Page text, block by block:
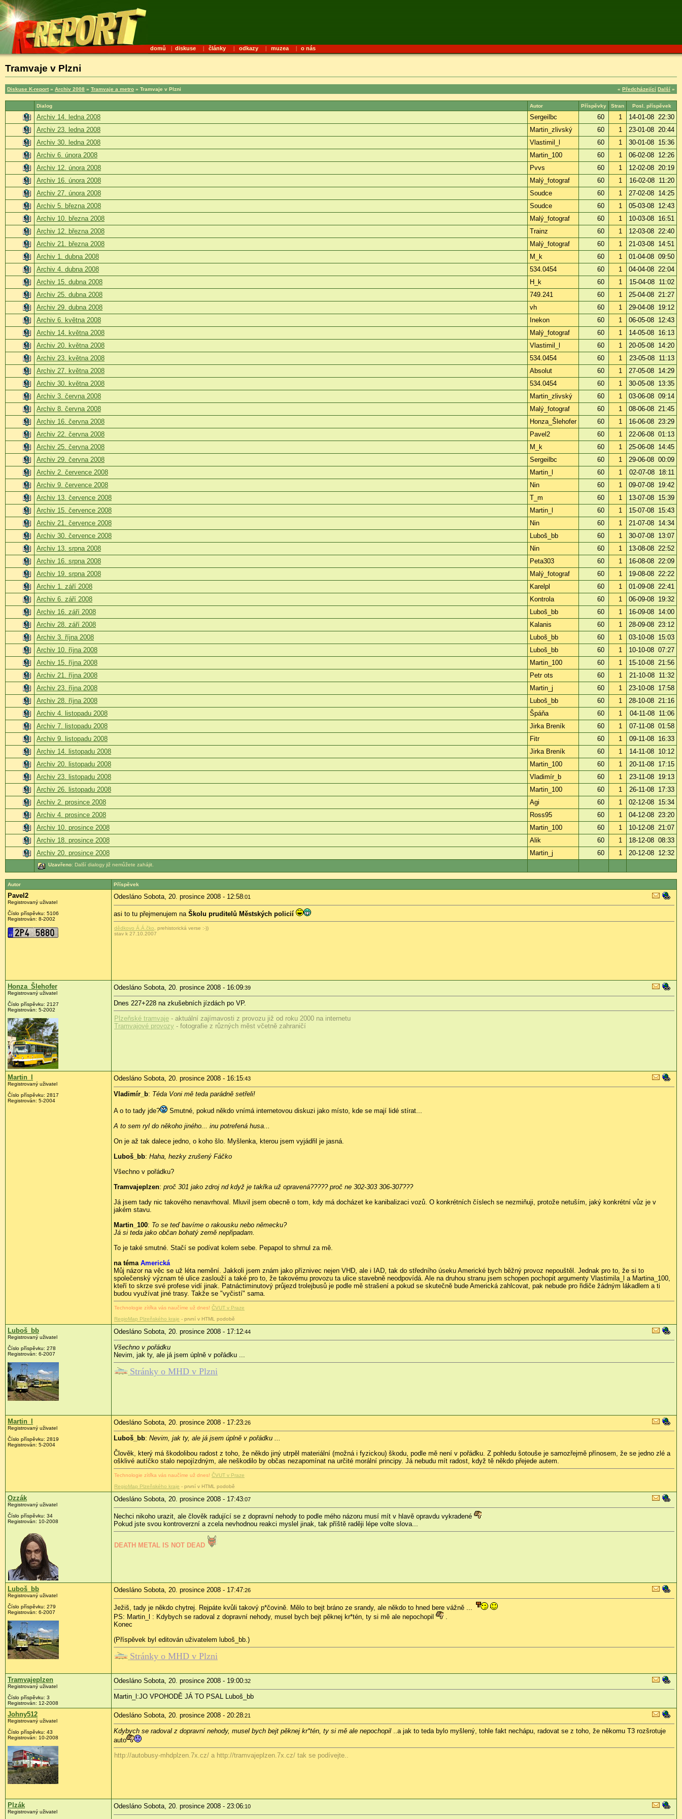
domů | diskuse | články | odkazy | muzea | o nás
Tramvaje v Plzni
Diskuse K-report » Archiv 2008 » Tramvaje a metro » Tramvaje v Plzni « Předcházející Další »
Dialog Autor Příspěvky Stran Posl. příspěvek
Archiv 14. ledna 2008 Sergeilbc 60 1
14-01-08 22:30
Archiv 23. ledna 2008
Martin_zlivský 60 1
23-01-08 20:44
Archiv 30. ledna 2008
Vlastimil_l 60 1
30-01-08 15:36
Archiv 6. února 2008
Martin_100 60 1
06-02-08 12:26
Archiv 12. února 2008
Pvvs 60 1
12-02-08 20:19
Archiv 16. února 2008
Malý_fotograf 60 1
16-02-08 11:20
Archiv 27. února 2008
Soudce 60 1
27-02-08 14:25
Archiv 5. března 2008
Soudce 60 1
05-03-08 12:43
Archiv 10. března 2008
Malý_fotograf 60 1
10-03-08 16:51
Archiv 12. března 2008
Trainz 60 1
12-03-08 22:40
Archiv 21. března 2008
Malý_fotograf 60 1
21-03-08 14:51
Archiv 1. dubna 2008
M_k 60 1
01-04-08 09:50
Archiv 4. dubna 2008
534.0454 60 1
04-04-08 22:04
Archiv 15. dubna 2008
H_k 60 1
15-04-08 11:02
Archiv 25. dubna 2008
749.241 60 1
25-04-08 21:27
Archiv 29. dubna 2008
vh 60 1
29-04-08 19:12
Archiv 6. května 2008
Inekon 60 1
06-05-08 12:43
Archiv 14. května 2008
Malý_fotograf 60 1
14-05-08 16:13
Archiv 20. května 2008
Vlastimil_l 60 1
20-05-08 14:20
Archiv 23. května 2008
534.0454 60 1
23-05-08 11:13
Archiv 27. května 2008
Absolut 60 1
27-05-08 14:29
Archiv 30. května 2008
534.0454 60 1
30-05-08 13:35
Archiv 3. června 2008
Martin_zlivský 60 1
03-06-08 09:14
Archiv 8. června 2008
Malý_fotograf 60 1
08-06-08 21:45
Archiv 16. června 2008
Honza_Šlehofer 60 1
16-06-08 23:29
Archiv 22. června 2008
Pavel2 60 1
22-06-08 01:13
Archiv 25. června 2008
M_k 60 1
25-06-08 14:45
Archiv 29. června 2008
Sergeilbc 60 1
29-06-08 00:09
Archiv 2. července 2008
Martin_l 60 1
02-07-08 18:11
Archiv 9. července 2008
Nin 60 1
09-07-08 19:42
Archiv 13. července 2008
T_m 60 1
13-07-08 15:39
Archiv 15. července 2008
Martin_l 60 1
15-07-08 15:43
Archiv 21. července 2008
Nin 60 1
21-07-08 14:34
Archiv 30. července 2008
Luboš_bb 60 1
30-07-08 13:07
Archiv 13. srpna 2008
Nin 60 1
13-08-08 22:52
Archiv 16. srpna 2008
Peta303 60 1
16-08-08 22:09
Archiv 19. srpna 2008
Malý_fotograf 60 1
19-08-08 22:22
Archiv 1. září 2008
Karelpl 60 1
01-09-08 22:41
Archiv 6. září 2008
Kontrola 60 1
06-09-08 19:32
Archiv 16. září 2008
Luboš_bb 60 1
16-09-08 14:00
Archiv 28. září 2008
Kalanis 60 1
28-09-08 23:12
Archiv 3. října 2008
Luboš_bb 60 1
03-10-08 15:03
Archiv 10. října 2008
Luboš_bb 60 1
10-10-08 07:27
Archiv 15. října 2008
Martin_100 60 1
15-10-08 21:56
Archiv 21. října 2008
Petr ots 60 1
21-10-08 11:32
Archiv 23. října 2008
Martin_j 60 1
23-10-08 17:58
Archiv 28. října 2008
Luboš_bb 60 1
28-10-08 21:16
Archiv 4. listopadu 2008
Špáňa 60 1
04-11-08 11:06
Archiv 7. listopadu 2008
Jirka Breník 60 1
07-11-08 01:58
Archiv 9. listopadu 2008
Fitr 60 1
09-11-08 16:33
Archiv 14. listopadu 2008
Jirka Breník 60 1
14-11-08 10:12
Archiv 20. listopadu 2008
Martin_100 60 1
20-11-08 17:15
Archiv 23. listopadu 2008
Vladimír_b 60 1
23-11-08 19:13
Archiv 26. listopadu 2008
Martin_100 60 1
26-11-08 17:33
Archiv 2. prosince 2008
Agi 60 1
02-12-08 15:34
Archiv 4. prosince 2008
Ross95 60 1
04-12-08 23:20
Archiv 10. prosince 2008
Martin_100 60 1
10-12-08 21:07
Archiv 18. prosince 2008
Alik 60 1
18-12-08 08:33
Archiv 20. prosince 2008
Martin_j 60 1 20-12-08 12:32
Uzavřeno: Další dialogy již nemůžete zahájit.
Autor Příspěvek
Pavel2
Registrovaný uživatel
Číslo příspěvku: 5106
Registrován: 8-2002
Odesláno Sobota, 20. prosince 2008 - 12:58:01
asi to tu přejmenujem na Školu pruditelů Městských policií
dědkovo Á.Á.čko, prehistorická verse :-))
stav k 27.10.2007
Honza_Šlehofer
Registrovaný uživatel
Číslo příspěvku: 2127
Registrován: 5-2002
Odesláno Sobota, 20. prosince 2008 - 16:09:39
Dnes 227+228 na zkušebních jízdách po VP.
Plzeňské tramvaje - aktuální zajímavosti z provozu již od roku 2000 na internetu
Tramvajové provozy - fotografie z různých měst včetně zahraničí
Martin_l
Registrovaný uživatel
Číslo příspěvku: 2817
Registrován: 5-2004
Odesláno Sobota, 20. prosince 2008 - 16:15:43
Vladimír_b: Téda Voni mě teda parádně setřeli!
A o to tady jde?
Smutné, pokud někdo vnímá internetovou diskuzi jako místo, kde se mají lidé stírat...
A to sem ryl do někoho jiného... inu potrefená husa...
On je až tak dalece jedno, o koho šlo. Myšlenka, kterou jsem vyjádřil je jasná.
Luboš_bb: Haha, hezky zrušený Fáčko
Všechno v pořádku?
Tramvajeplzen: proč 301 jako zdroj nd když je takřka už opravená????? proč ne 302-303 306-307???
Já jsem tady nic takového nenavrhoval. Mluvil jsem obecně o tom, kdy má docházet ke kanibalizaci vozů. O konkrétních číslech se nezmiňuji, protože netuším, jaký konkrétní vůz je v
jakém stavu.
Martin_100: To se teď bavíme o rakousku nebo německu?
Já si teda jako občan bohatý země nepřipadam.
To je také smutné. Stačí se podívat kolem sebe. Pepapol to shrnul za mě.
na téma Americká
Můj názor na věc se už léta nemění. Jakkoli jsem znám jako příznivec nejen VHD, ale i IAD, tak do středního úseku Americké bych běžný provoz nepouštěl. Jednak pro to, že si to
společenský význam té ulice zaslouží a také pro to, že takovému provozu ta ulice stavebně neodpovídá. Ale na druhou stranu jsem schopen pochopit argumenty Vlastimila_l a Martina_100,
kteří to skrze své profese vidí jinak. Patnáctiminutový průjezd trolejbusů je podle mě strašení a pokud se skutečně bude Americká zahlcovat, pak nebude pro řidiče žádným lákadlem a ti
budou využívat jiné trasy. Takže se "vyčistí" sama.
Technologie zítřka vás naučíme už dnes! ČVUT v Praze
RegioMap Plzeňského kraje - první v HTML podobě
Luboš_bb
Registrovaný uživatel
Číslo příspěvku: 278
Registrován: 6-2007
Odesláno Sobota, 20. prosince 2008 - 17:12:44
Všechno v pořádku
Nevim, jak ty, ale já jsem úplně v pořádku ...
Stránky o MHD v Plzni
Martin_l
Registrovaný uživatel
Číslo příspěvku: 2819
Registrován: 5-2004
Odesláno Sobota, 20. prosince 2008 - 17:23:26
Luboš_bb: Nevim, jak ty, ale já jsem úplně v pořádku ...
Člověk, který má škodolibou radost z toho, že někdo jiný utrpěl materiální (možná i fyzickou) škodu, podle mě není v pořádku. Z pohledu šotouše je samozřejmě přínosem, že se jedno zlé a
ošklivé autíčko stalo nepojízdným, ale neškodilo by občas nezapomínat na určité morální principy. Já nebudu mít radost, když tě někdo přejede autem.
Technologie zítřka vás naučíme už dnes! ČVUT v Praze
RegioMap Plzeňského kraje - první v HTML podobě
Ozzák
Registrovaný uživatel
Číslo příspěvku: 34
Registrován: 10-2008
Odesláno Sobota, 20. prosince 2008 - 17:43:07
Nechci nikoho urazit, ale člověk radující se z dopravní nehody to podle mého názoru musí mít v hlavě opravdu vykradené
Pokud jste svou kontroverzní a zcela nevhodnou reakci myslel jinak, tak příště raději lépe volte slova...
DEATH METAL IS NOT DEAD
Luboš_bb
Registrovaný uživatel
Číslo příspěvku: 279
Registrován: 6-2007
Odesláno Sobota, 20. prosince 2008 - 17:47:26
Ježiš, tady je někdo chytrej. Rejpáte kvůli takový p*čovině. Mělo to bejt bráno ze srandy, ale někdo to hned bere vážně ...
PS: Martin_l : Kdybych se radoval z dopravní nehody, musel bych bejt pěknej kr*tén, ty si mě ale nepochopil
.
Konec
(Příspěvek byl editován uživatelem luboš_bb.)
Stránky o MHD v Plzni
Tramvajeplzen
Registrovaný uživatel
Číslo příspěvku: 3
Registrován: 12-2008
Odesláno Sobota, 20. prosince 2008 - 19:00:32
Martin_l:JO VPOHODĚ JÁ TO PSAL Luboš_bb
Johny512
Registrovaný uživatel
Číslo příspěvku: 43
Registrován: 10-2008
Odesláno Sobota, 20. prosince 2008 - 20:28:21
Kdybych se radoval z dopravní nehody, musel bych bejt pěknej kr*tén, ty si mě ale nepochopil ..a jak to teda bylo myšlený, tohle fakt nechápu, radovat se z toho, že někomu T3 rozšrotuje
auto
http://autobusy-mhdplzen.7x.cz/ a http://tramvajeplzen.7x.cz/ tak se podívejte..
Plzák
Registrovaný uživatel
Odesláno Sobota, 20. prosince 2008 - 23:06:10